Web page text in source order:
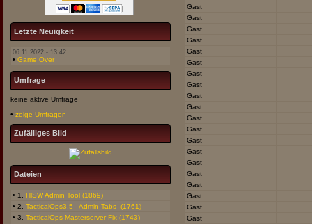
Letzte Neuigkeit
06.11.2022 - 13:42
• Game Over
Umfrage
keine aktive Umfrage
• zeige Umfragen
Zufälliges Bild
Dateien
• 1. HlSW Admin Tool (1869)
• 2. TacticalOps3.5 - Admin Tabs- (1761)
• 3. TacticalOps Masterserver Fix (1743)
Gast
Gast
Gast
Gast
Gast
Gast
Gast
Gast
Gast
Gast
Gast
Gast
Gast
Gast
Gast
Gast
Gast
Gast
Gast
Gast